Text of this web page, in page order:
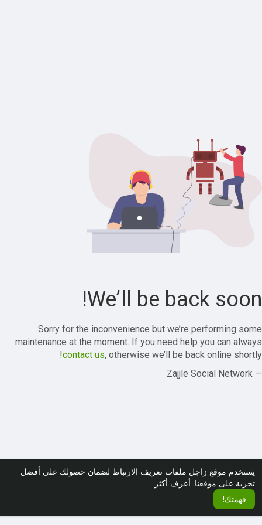
يستخدم موقع زاجل ملفات تعريف الارتباط لضمان حصولك على أفضل
تجربة على موقعنا. أعرف أكثر
فهمتك!
We’ll be back soon!
Sorry for the inconvenience but we’re performing some
maintenance at the moment. If you need help you can always
contact us, otherwise we’ll be back online shortly!
— Zajjle Social Network